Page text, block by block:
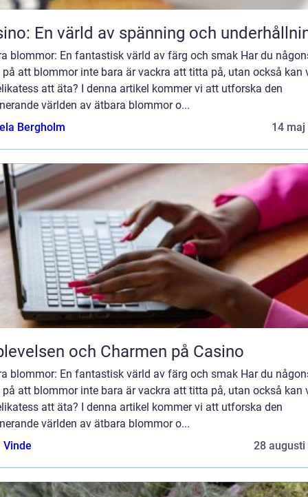
En värld av spänning och
blommor: En fantastisk värld av färg och smak Har du
att blommor inte bara är vackra att titta på, utan också kan
att äta? I denna artikel kommer vi att utforska den
världen av ätbara blommor o...
Bergholm
14 maj
och Charmen på Casino
blommor: En fantastisk värld av färg och smak Har du
att blommor inte bara är vackra att titta på, utan också kan
att äta? I denna artikel kommer vi att utforska den
världen av ätbara blommor o...
Vinde
28 augusti